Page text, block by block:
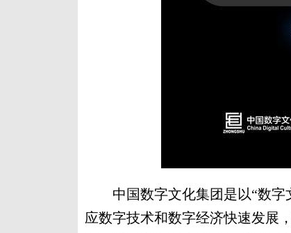
中国数字文化集团是以“数字
应数字技术和数字经济快速发展